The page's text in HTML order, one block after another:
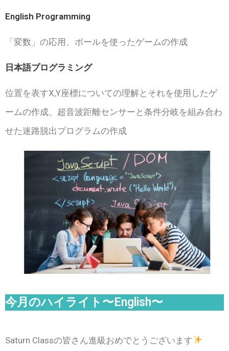
English Programming
「変数」の応用、ボールを使ったゲームの作成
日本語プログラミング
位置を表すX,Y座標についての理解とそれを使用したゲ
ームの作成、超音波距離センサーと条件分岐を組み合わ
せた迷路脱出プログラムの作成
今月のハイライト〜English〜
Saturn Classの皆さん進級おめでとうございます